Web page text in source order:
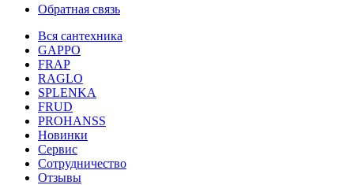
Обратная связь
Вся сантехника
GAPPO
FRAP
RAGLO
SPLENKA
FRUD
PROHANSS
Новинки
Сервис
Сотрудничество
Отзывы